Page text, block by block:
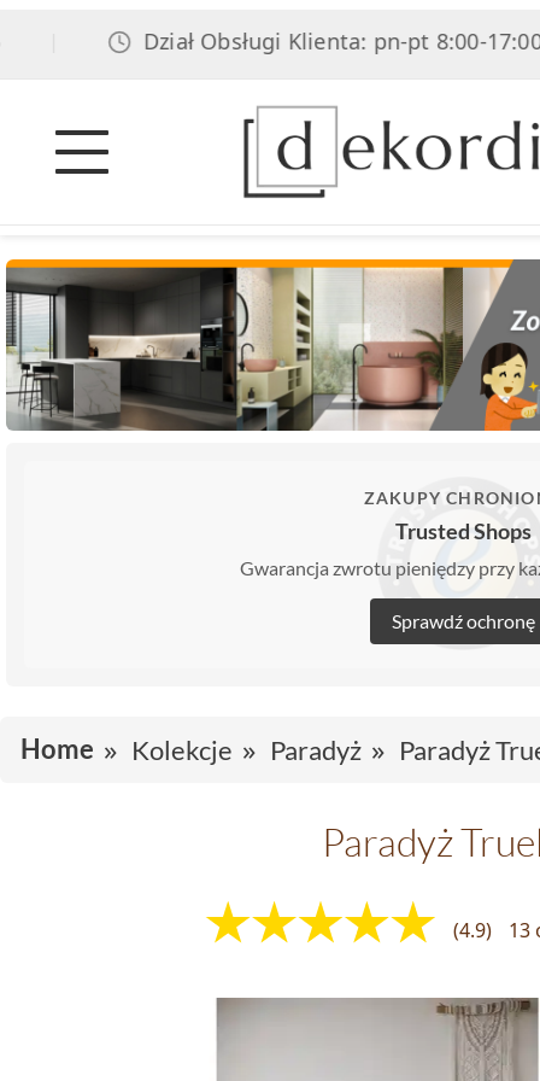
Dział Obsługi Klienta: pn-pt 8:00-17:00,
ZAKUPY
Trusted Shops
Gwarancja zwrotu pieniędzy przy
Sprawdź ochronę
Home Kolekcje Paradyż Paradyż
Paradyż
(4.9) 13